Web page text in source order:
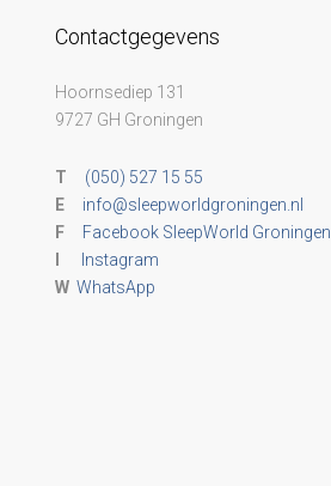
Contactgegevens
Hoornsediep 131
9727 GH Groningen
T
(050) 527 15 55
E
info@sleepworldgroningen.nl
F
Facebook SleepWorld Groningen
Instagram
W WhatsApp